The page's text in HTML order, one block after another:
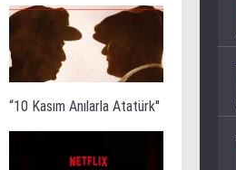
“10 Kasım Anılarla Atatürk''